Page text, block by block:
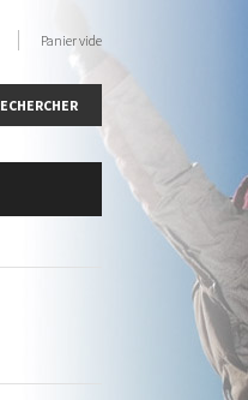
Panier vide